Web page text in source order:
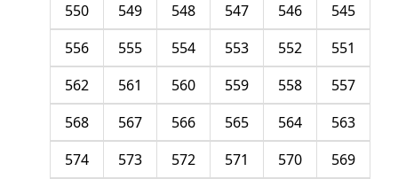
545
546
547
548
549
550
551
552
553
554
555
556
557
558
559
560
561
562
563
564
565
566
567
568
569
570
571
572
573
574